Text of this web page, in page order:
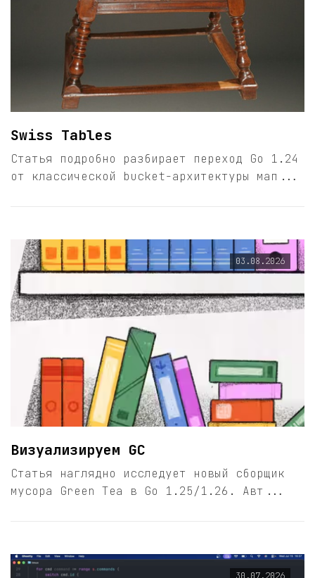
Swiss Tables
Статья подробно разбирает переход Go 1.24
от классической bucket-архитектуры мап...
03.08.2026
Визуализируем GC
Статья наглядно исследует новый сборщик
мусора Green Tea в Go 1.25/1.26. Авт...
30.07.2026